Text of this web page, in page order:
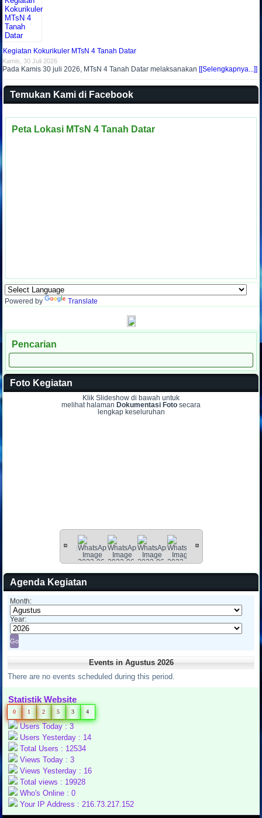
Kegiatan Kokurikuler MTsN 4 Tanah Datar
Kamis, 30 Juli 2026
Pada Kamis 30 juli 2026, MTsN 4 Tanah Datar melaksanakan [[Selengkapnya...]]
Temukan Kami di Facebook
Peta Lokasi MTsN 4 Tanah Datar
Powered by Translate
Pencarian
Foto Kegiatan
Klik Slideshow di bawah untuk
melihat halaman Dokumentasi Foto secara
lengkap keseluruhan
Agenda Kegiatan
Month:
Year:
Events in Agustus 2026
There are no events scheduled during this period.
Statistik Website
0 1 2 5 3 4
Users Today : 3
Users Yesterday : 14
Total Users : 12534
Views Today : 3
Views Yesterday : 16
Total views : 19928
Who's Online : 0
Your IP Address : 216.73.217.152